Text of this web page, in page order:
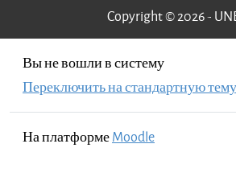
Copyright © 2026 -
Вы не вошли в систему
Переключить на стандартную тему
На платформеMoodle